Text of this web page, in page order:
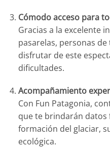
Cómodo acceso para
Gracias a la excelente
pasarelas, personas
disfrutar de este
dificultades.
Acompañamiento
Con Fun Patagonia,
que te brindarán datos
formación del glaciar,
ecológica.